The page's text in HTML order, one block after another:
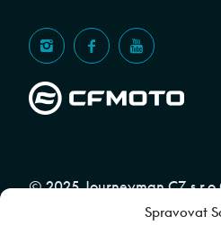
Spravovat
© 2025 Journeyman CZ
značky CFMOTO pro ČR a